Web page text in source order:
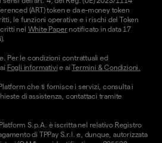
(ART) token e da e-money token
le funzioni operative e i rischi del Token
nel White Papernotificato in data 17
Per le condizioni contrattuali ed
Fogli informativi e aiTermini & Condizioni.
che ti fornisce i servizi, consulta i
di assistenza, contattaci tramite
S.p.A. è iscritta nel relativo Registro
di TPPay S.r.l. e, dunque, autorizzata